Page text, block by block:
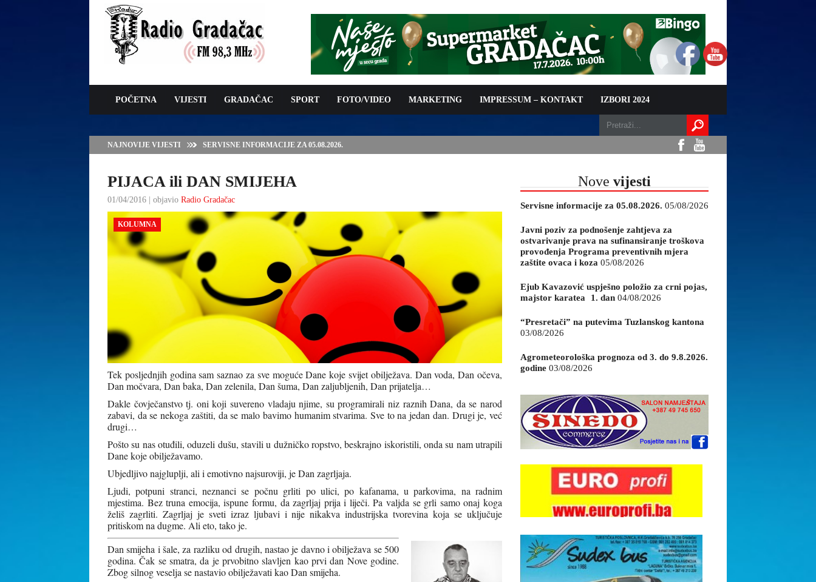
POČETNA VIJESTI GRADAČAC SPORT FOTO/VIDEO MARKETING IMPRESSUM – KONTAKT IZBORI 2024
NAJNOVIJE VIJESTI SERVISNE INFORMACIJE ZA 05.08.2026.
PIJACA ili DAN SMIJEHA
01/04/2016 | objavio Radio Gradačac
KOLUMNA
Tek posljednjih godina sam saznao za sve moguće Dane koje svijet obilježava. Dan voda, Dan očeva,
Dan močvara, Dan baka, Dan zelenila, Dan šuma, Dan zaljubljenih, Dan prijatelja…
Dakle čovječanstvo tj. oni koji suvereno vladaju njime, su programirali niz raznih Dana, da se narod
zabavi, da se nekoga zaštiti, da se malo bavimo humanim stvarima. Sve to na jedan dan. Drugi je, već
drugi…
Pošto su nas otuđili, oduzeli dušu, stavili u dužničko ropstvo, beskrajno iskoristili, onda su nam utrapili
Dane koje obilježavamo.
Ubjedljivo najgluplji, ali i emotivno najsuroviji, je Dan zagrljaja.
Ljudi, potpuni stranci, neznanci se počnu grliti po ulici, po kafanama, u parkovima, na radnim
mjestima. Bez truna emocija, ispune formu, da zagrljaj prija i liječi. Pa valjda se grli samo onaj koga
želiš zagrliti. Zagrljaj je sveti izraz ljubavi i nije nikakva industrijska tvorevina koja se uključuje
pritiskom na dugme. Ali eto, tako je.
Dan smijeha i šale, za razliku od drugih, nastao je davno i obilježava se 500
godina. Čak se smatra, da je prvobitno slavljen kao prvi dan Nove godine.
Zbog silnog veselja se nastavio obilježavati kao Dan smijeha.
Nove vijesti
Servisne informacije za 05.08.2026. 05/08/2026
Javni poziv za podnošenje zahtjeva za
ostvarivanje prava na sufinansiranje troškova
provođenja Programa preventivnih mjera
zaštite ovaca i koza 05/08/2026
Ejub Kavazović uspješno položio za crni pojas,
majstor karatea 1. dan 04/08/2026
“Presretači” na putevima Tuzlanskog kantona
03/08/2026
Agrometeorološka prognoza od 3. do 9.8.2026.
godine 03/08/2026